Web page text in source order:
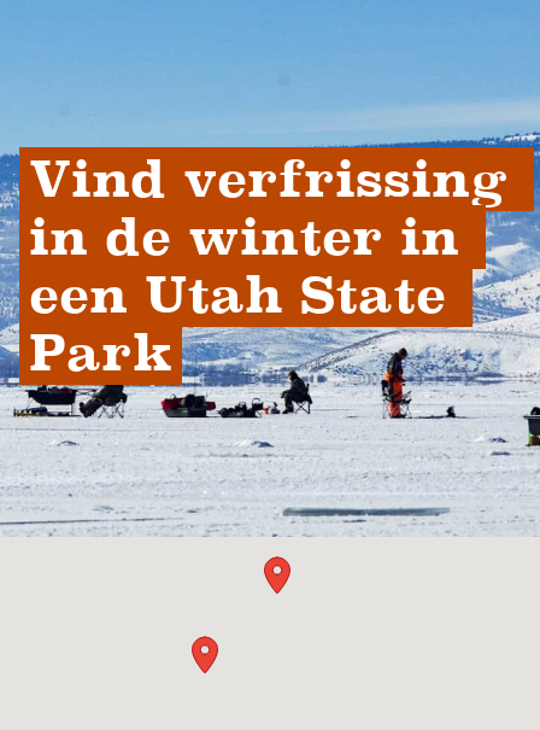
Vind verfrissing
in de winter in
een Utah State
Park